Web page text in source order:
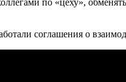
по «цеху»,
соглашения о